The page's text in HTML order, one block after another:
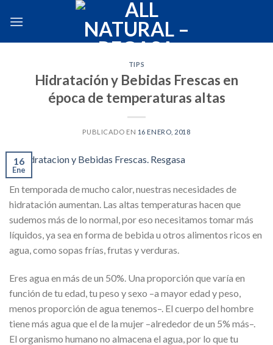
TIPS
Hidratación y Bebidas Frescas en
época de temperaturas altas
PUBLICADO EN 16 ENERO, 2018
16
Ene
En temporada de mucho calor, nuestras necesidades de
hidratación aumentan. Las altas temperaturas hacen que
sudemos más de lo normal, por eso necesitamos tomar más
líquidos, ya sea en forma de bebida u otros alimentos ricos en
agua, como sopas frías, frutas y verduras.
Eres agua en más de un 50%. Una proporción que varía en
función de tu edad, tu peso y sexo –a mayor edad y peso,
menos proporción de agua tenemos–. El cuerpo del hombre
tiene más agua que el de la mujer –alrededor de un 5% más–.
El organismo humano no almacena el agua, por lo que tu